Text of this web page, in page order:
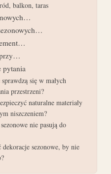
balkon, taras
przy…
pytania
się w małych
przestrzeni?
naturalne materiały
niszczeniem?
nie pasują do
sezonowe, by nie